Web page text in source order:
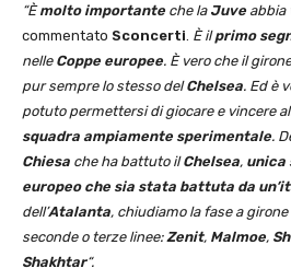
“Èmolto importante che la Juve abbia
commentato Sconcerti È ilprimo
nelle Coppe europee. È vero che il
pur sempre lo stesso delChelsea. Ed è
potuto permettersi di giocare e vincere
squadra ampiamente sperimentale.
Chiesa che ha battuto ilChelsea, unica
europeo che sia stata battuta da
dell’Atalanta, chiudiamo la fase a
seconde o terze linee: Zenit, Malmoe,
Shakhtar“.